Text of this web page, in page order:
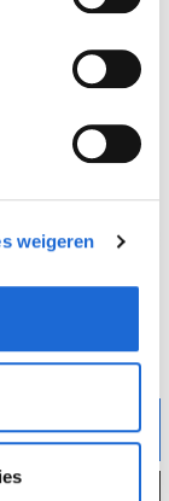
weigeren